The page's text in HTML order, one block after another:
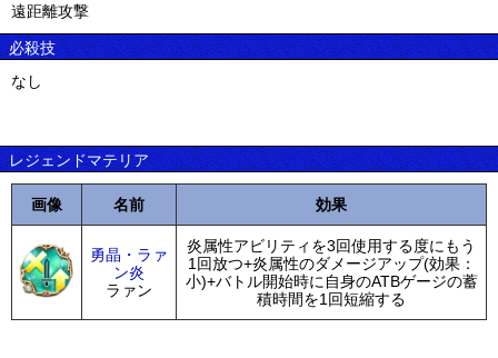
遠距離攻撃
必殺技
なし
レジェンドマテリア
画像 名前 効果
勇晶・ラァ
ン炎
ラァン
炎属性アビリティを3回使用する度にもう
1回放つ+炎属性のダメージアップ(効果：
小)+バトル開始時に自身のATBゲージの蓄
積時間を1回短縮する